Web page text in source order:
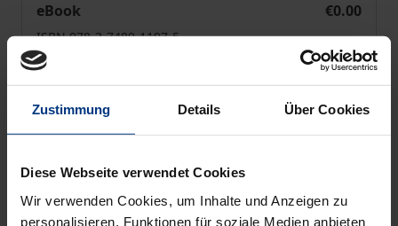
Zustimmung Details Über Cookies
Diese Webseite verwendet Cookies
Wir verwenden Cookies, um Inhalte und Anzeigen zu
personalisieren, Funktionen für soziale Medien anbieten
eBook
€0.00
ISBN 978-3-7489-1197-5
Available
Prices include VAT. Depending on the delivery address, VAT
may vary at checkout.
Add to Wish List